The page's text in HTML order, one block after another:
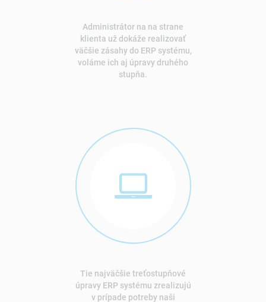
Administrátor na na strane
klienta už dokáže realizovať
väčšie zásahy do ERP systému,
voláme ich aj úpravy druhého
stupňa.
Tie najväčšie treťostupňové
úpravy ERP systému zrealizujú
v prípade potreby naši